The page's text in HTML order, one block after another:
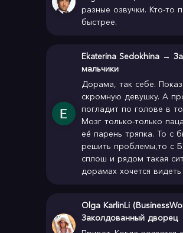
разные озвучки. Кто-то
быстрее.
Ekaterina Sedokhina →
мальчики
Дорама, так себе.
скромную девушку. А
погладит по голове в
Мозг только-только
её парень тряпка. То с
решить проблемы,то с
сплош и рядом такая
дорамах хочется
Olga KarlinLi
Заколдованный дворец